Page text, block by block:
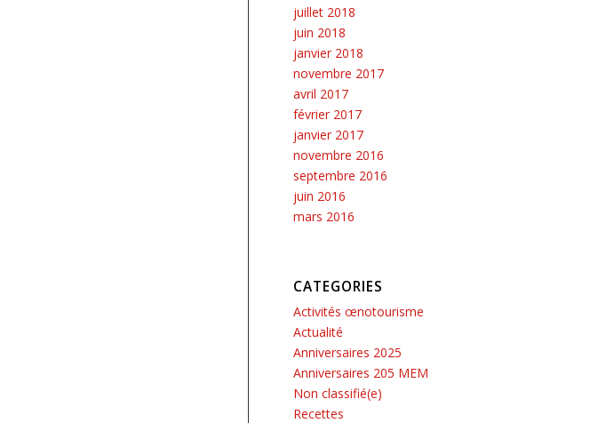
juillet 2018
juin 2018
janvier 2018
novembre 2017
avril 2017
février 2017
janvier 2017
novembre 2016
septembre 2016
juin 2016
mars 2016
CATEGORIES
Activités œnotourisme
Actualité
Anniversaires 2025
Anniversaires 205 MEM
Non classifié(e)
Recettes